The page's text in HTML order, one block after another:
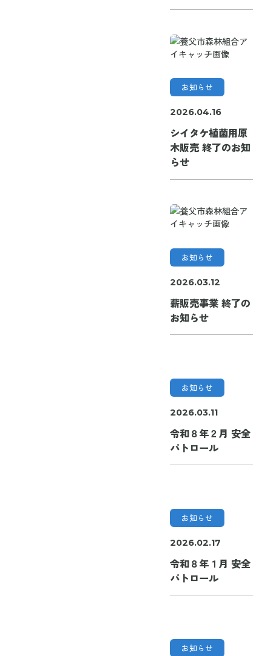
お知らせ
2026.04.16
シイタケ植菌用原
木販売 終了のお知
らせ
お知らせ
2026.03.12
薪販売事業 終了の
お知らせ
お知らせ
2026.03.11
令和８年２月 安全
パトロール
お知らせ
2026.02.17
令和８年１月 安全
パトロール
お知らせ